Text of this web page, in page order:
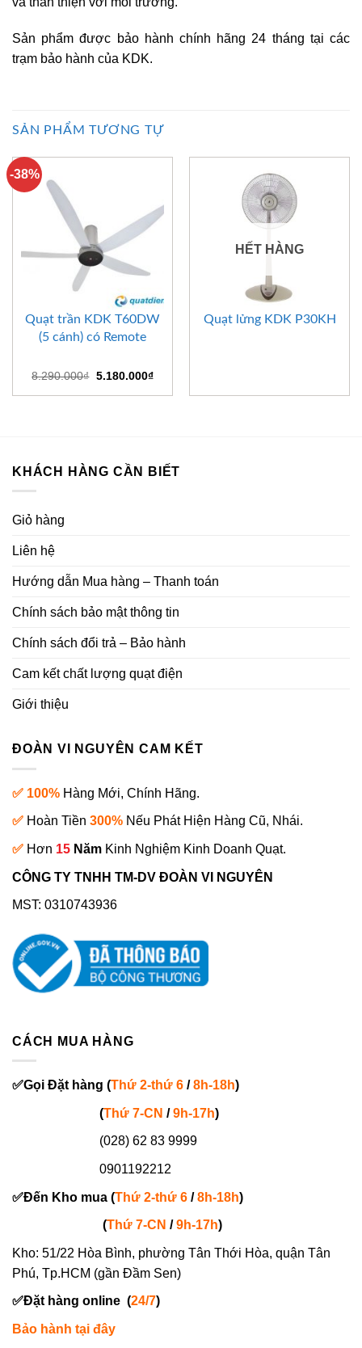
Sản phẩm được bảo hành chính hãng 24 tháng tại các
trạm bảo hành của KDK.
SẢN PHẨM TƯƠNG TỰ
-38%
Quạt trần KDK T60DW
(5 cánh) có Remote
8.290.000₫ Giá
là:
5.180.000₫Giá
tại
HẾT HÀNG
Quạt lửng KDK P30KH
KHÁCH HÀNG CẦN BIẾT
Giỏ hàng
Liên hệ
Hướng dẫn Mua hàng – Thanh toán
Chính sách bảo mật thông tin
Chính sách đổi trả – Bảo hành
Cam kết chất lượng quạt điện
Giới thiệu
ĐOÀN VI NGUYÊN CAM KẾT
✅ 100% Hàng Mới, Chính Hãng.
✅ Hoàn Tiền 300% Nếu Phát Hiện Hàng Cũ, Nhái.
✅ Hơn 15 Năm Kinh Nghiệm Kinh Doanh Quạt.
CÔNG TY TNHH TM-DV ĐOÀN VI NGUYÊN
MST: 0310743936
CÁCH MUA HÀNG
✅Gọi Đặt hàng (Thứ 2-thứ 6 /8h-18h)
(Thứ 7-CN /9h-17h)
(028) 62 83 9999
0901192212
✅Đến Kho mua (Thứ 2-thứ 6 /8h-18h)
(Thứ 7-CN /9h-17h)
Kho: 51/22 Hòa Bình, phường Tân Thới Hòa, quận Tân
Phú, Tp.HCM (gần Đầm Sen)
✅Đặt hàng online (24/7)
Bảo hành tại đây